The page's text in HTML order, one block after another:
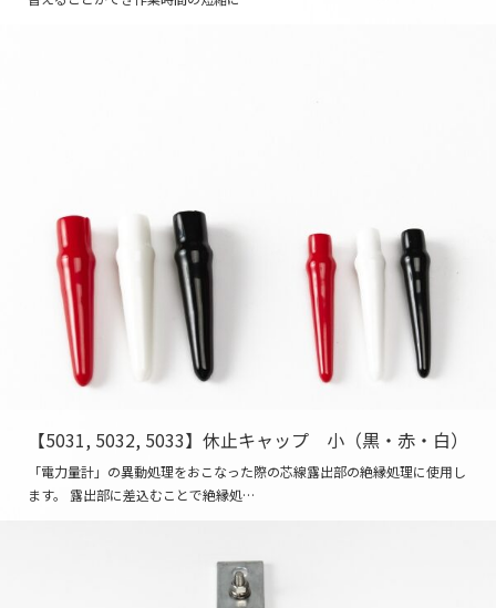
【5031, 5032, 5033】休止キャップ 小（黒・赤・白）
「電力量計」の異動処理をおこなった際の芯線露出部の絶縁処理に使用し
ます。 露出部に差込むことで絶縁処…